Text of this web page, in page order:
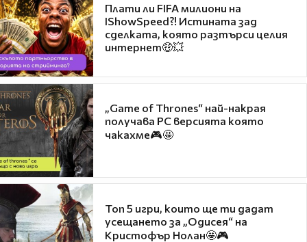
Плати ли FIFA милиони на
IShowSpeed?! Истината зад
сделката, която разтърси целия
интернет🤑💥
„Game of Thrones“ най-накрая
получава PC версията която
чакахме🎮🤩
Топ 5 игри, които ще ти дадат
усещането за „Одисея“ на
Кристофър Нолан🤩🎮